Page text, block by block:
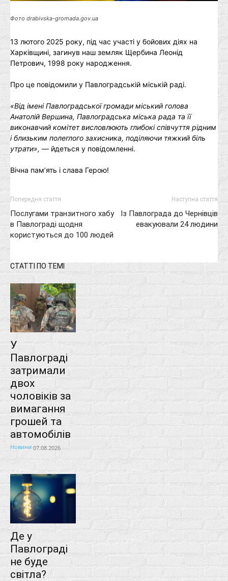
Фото drabivska-gromada.gov.ua
13 лютого 2025 року, під час участі у бойових діях на
Харківщині, загинув наш земляк Щербина Леонід
Петрович, 1998 року народження.
Про це повідомили у Павлоградській міській раді.
«Від імені Павлоградської громади міський голова
Анатолій Вершина, Павлоградська міська рада та її
виконавчий комітет висловлюють глибокі співчуття рідним
і близьким полеглого захисника, поділяючи тяжкий біль
утрати», ― йдеться у повідомленні.
Вічна пам’ять і слава Герою!
Попередня стаття
Послугами транзитного хабу
в Павлограді щодня
користуються до 100 людей
Наступна стаття
Із Павлограда до Чернівців
евакуювали 24 людини
СТАТТІ ПО ТЕМІ
У
Павлограді
затримали
двох
чоловіків за
вимагання
грошей та
автомобілів
Новини 07.08.2026
Де у
Павлограді
не буде
світла?